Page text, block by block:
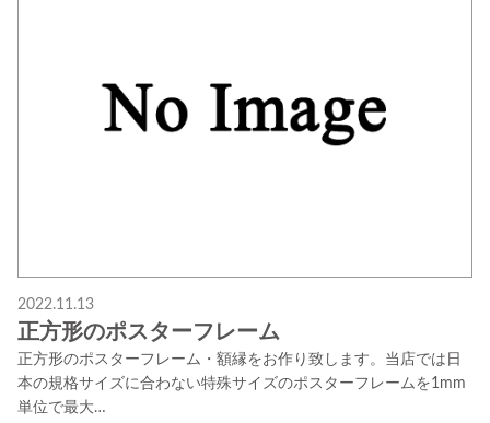
2022.11.13
正方形のポスターフレーム
正方形のポスターフレーム・額縁をお作り致します。当店では日
本の規格サイズに合わない特殊サイズのポスターフレームを1mm
単位で最大…